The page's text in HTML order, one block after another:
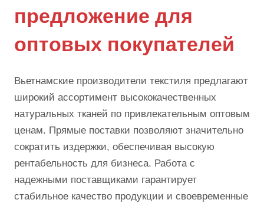
предложение для
оптовых покупателей
Вьетнамские производители текстиля предлагают
широкий ассортимент высококачественных
натуральных тканей по привлекательным оптовым
ценам. Прямые поставки позволяют значительно
сократить издержки, обеспечивая высокую
рентабельность для бизнеса. Работа с
надежными поставщиками гарантирует
стабильное качество продукции и своевременные